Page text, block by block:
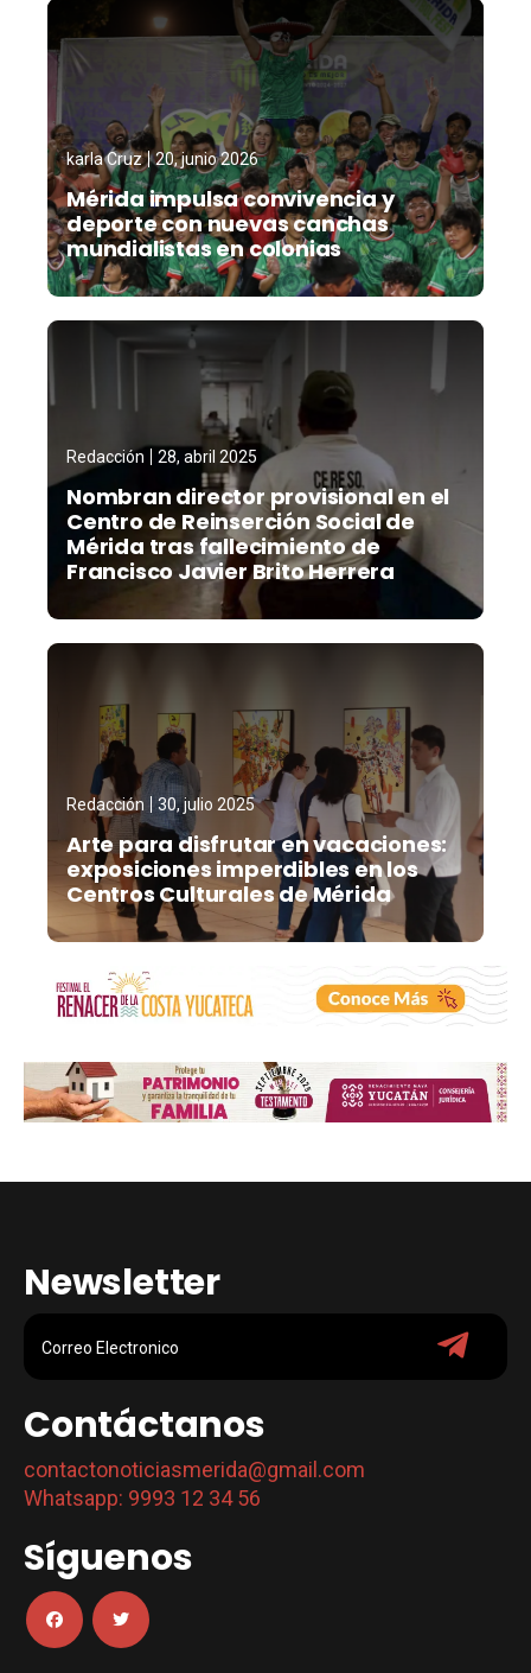
karla Cruz 20, junio 2026
Mérida impulsa convivencia y
deporte con nuevas canchas
mundialistas en colonias
Redacción 28, abril 2025
Nombran director provisional en el
Centro de Reinserción Social de
Mérida tras fallecimiento de
Francisco Javier Brito Herrera
Redacción 30, julio 2025
Arte para disfrutar en vacaciones:
exposiciones imperdibles en los
Centros Culturales de Mérida
Newsletter
Contáctanos
contactonoticiasmerida@gmail.com
Whatsapp: 9993 12 34 56
Síguenos